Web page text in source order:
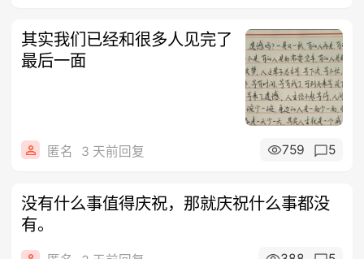
其实我们已经和很多人见完了
最后一面
匿名 3 天前回复 759 5
没有什么事值得庆祝，那就庆祝什么事都没
有。